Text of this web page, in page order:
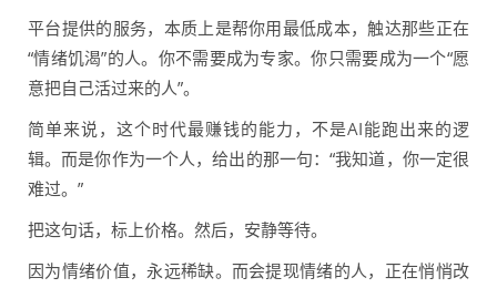
平台提供的服务，本质上是帮你用最低成本，触达那些正在
“情绪饥渴”的人。你不需要成为专家。你只需要成为一个“愿
意把自己活过来的人”。
简单来说，这个时代最赚钱的能力，不是AI能跑出来的逻
辑。而是你作为一个人，给出的那一句：“我知道，你一定很
难过。”
把这句话，标上价格。然后，安静等待。
因为情绪价值，永远稀缺。而会提现情绪的人，正在悄悄改